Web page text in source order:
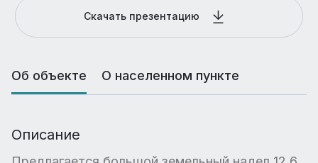
Скачать презентацию
Об объекте О населенном пункте
Описание